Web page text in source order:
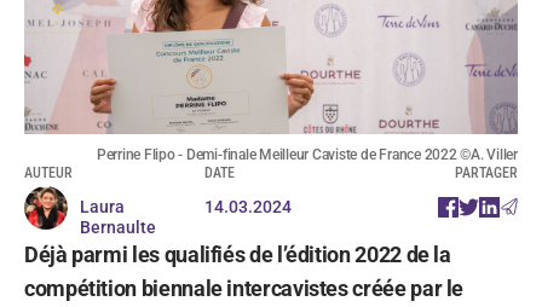
Perrine Flipo - Demi-finale Meilleur Caviste de France 2022 ©A. Viller
AUTEUR
Laura
Bernaulte
DATE
14.03.2024
PARTAGER
Déjà parmi les qualifiés de l’édition 2022 de la
compétition biennale intercavistes créée par le